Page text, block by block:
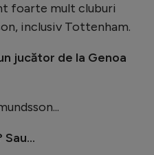
foarte mult cluburi
inclusiv Tottenham.
jucător de la Genoa